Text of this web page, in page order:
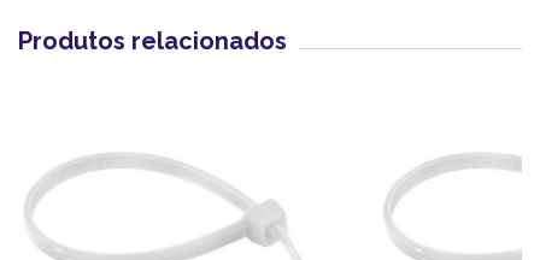
Produtos relacionados